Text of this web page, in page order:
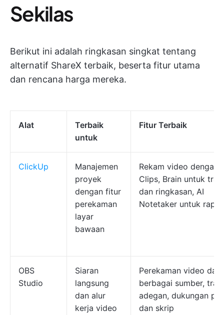
Sekilas
Berikut ini adalah ringkasan singkat tentang
alternatif ShareX terbaik, beserta fitur utama
dan rencana harga mereka.
Alat
Terbaik
untuk
Fitur Terbaik
ClickUp
Manajemen
proyek
dengan fitur
perekaman
layar
bawaan
Rekam video dengan
Clips, Brain untuk
dan ringkasan, AI
Notetaker untuk rapat
OBS
Studio
Siaran
langsung
dan alur
kerja video
Perekaman video dari
berbagai sumber,
adegan, dukungan
dan skrip